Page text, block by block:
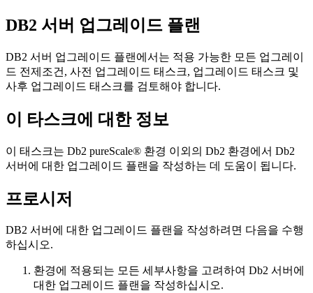
DB2 서버 업그레이드 플랜
DB2 서버 업그레이드 플랜에서는 적용 가능한 모든 업그레이
드 전제조건, 사전 업그레이드 태스크, 업그레이드 태스크 및
사후 업그레이드 태스크를 검토해야 합니다.
이 타스크에 대한 정보
이 태스크는 Db2 pureScale® 환경 이외의 Db2 환경에서 Db2
서버에 대한 업그레이드 플랜을 작성하는 데 도움이 됩니다.
프로시저
DB2 서버에 대한 업그레이드 플랜을 작성하려면 다음을 수행
하십시오.
환경에 적용되는 모든 세부사항을 고려하여 Db2 서버에
대한 업그레이드 플랜을 작성하십시오.